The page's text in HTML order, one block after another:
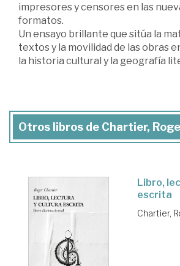
impresores y censores en las
formatos.
Un ensayo brillante que sitúa la
textos y la movilidad de las obras
la historia cultural y la geografía
Otros libros de Chartier,
Libro,
escrita
Chartier,